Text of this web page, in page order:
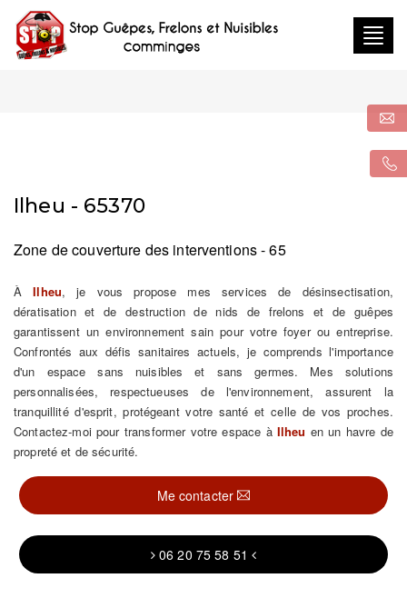
Ilheu - 65370
Zone de couverture des interventions - 65
ÀIlheu, je vous propose mes services de désinsectisation,
dératisation et de destruction de nids de frelons et de guêpes
garantissent un environnement sain pour votre foyer ou entreprise.
Confrontés aux défis sanitaires actuels, je comprends l'importance
d'un espace sans nuisibles et sans germes. Mes solutions
personnalisées, respectueuses de l'environnement, assurent la
tranquillité d'esprit, protégeant votre santé et celle de vos proches.
Contactez-moi pour transformer votre espace à Ilheu en un havre de
propreté et de sécurité.
Me contacter
06 20 75 58 51